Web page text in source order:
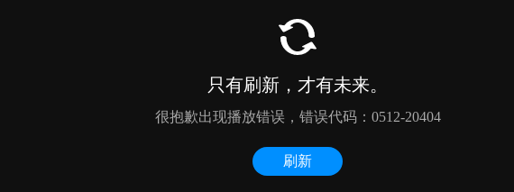
只有刷新，才有未来。
很抱歉出现播放错误，错误代码：0512-20404
刷新